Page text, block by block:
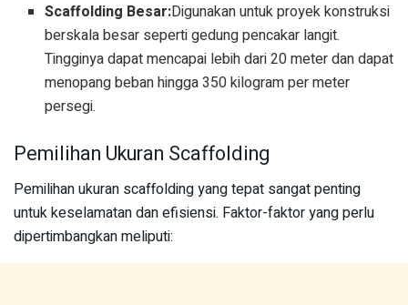
Scaffolding Besar:Digunakan untuk proyek konstruksi
berskala besar seperti gedung pencakar langit.
Tingginya dapat mencapai lebih dari 20 meter dan dapat
menopang beban hingga 350 kilogram per meter
persegi.
Pemilihan Ukuran Scaffolding
Pemilihan ukuran scaffolding yang tepat sangat penting
untuk keselamatan dan efisiensi. Faktor-faktor yang perlu
dipertimbangkan meliputi: